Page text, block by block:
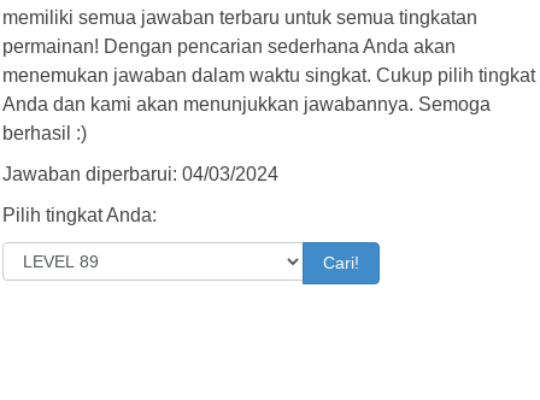
memiliki semua jawaban terbaru untuk semua tingkatan
permainan! Dengan pencarian sederhana Anda akan
menemukan jawaban dalam waktu singkat. Cukup pilih tingkat
Anda dan kami akan menunjukkan jawabannya. Semoga
berhasil :)
Jawaban diperbarui: 04/03/2024
Pilih tingkat Anda:
Cari!